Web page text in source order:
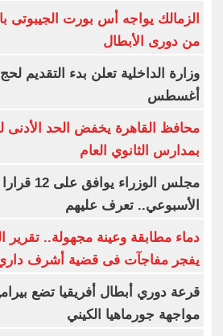
الزمالك يواجه أس بورت الجيبوتى
من دورى الأبطال
أغسطس
محافظ القاهرة يخفض الحد الأدنى
بمدارس الثانوي العام
مجلس
الأسبوعي.. تعرف عليهم
دماء مطابقة وعينة مجهولة..
يفجر مفاجآت فى قضية أشرف
قرعة دوري أبطال أفريقيا تضع
مواجهة جورماهيا الكيني